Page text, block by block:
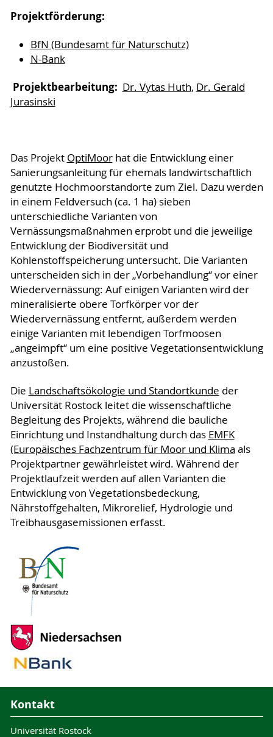
Projektförderung:
BfN (Bundesamt für Naturschutz)
N-Bank
Projektbearbeitung: Dr. Vytas Huth, Dr. Gerald
Jurasinski
Das Projekt OptiMoorhat die Entwicklung einer
Sanierungsanleitung für ehemals landwirtschaftlich
genutzte Hochmoorstandorte zum Ziel. Dazu werden
in einem Feldversuch (ca. 1 ha) sieben
unterschiedliche Varianten von
Vernässungsmaßnahmen erprobt und die jeweilige
Entwicklung der Biodiversität und
Kohlenstoffspeicherung untersucht. Die Varianten
unterscheiden sich in der „Vorbehandlung“ vor einer
Wiedervernässung: Auf einigen Varianten wird der
mineralisierte obere Torfkörper vor der
Wiedervernässung entfernt, außerdem werden
einige Varianten mit lebendigen Torfmoosen
„angeimpft“ um eine positive Vegetationsentwicklung
anzustoßen.
Die Landschaftsökologie und Standortkunde der
Universität Rostock leitet die wissenschaftliche
Begleitung des Projekts, während die bauliche
Einrichtung und Instandhaltung durch das EMFK
(Europäisches Fachzentrum für Moor und Klima als
Projektpartner gewährleistet wird. Während der
Projektlaufzeit werden auf allen Varianten die
Entwicklung von Vegetationsbedeckung,
Nährstoffgehalten, Mikrorelief, Hydrologie und
Treibhausgasemissionen erfasst.
Kontakt
Universität Rostock